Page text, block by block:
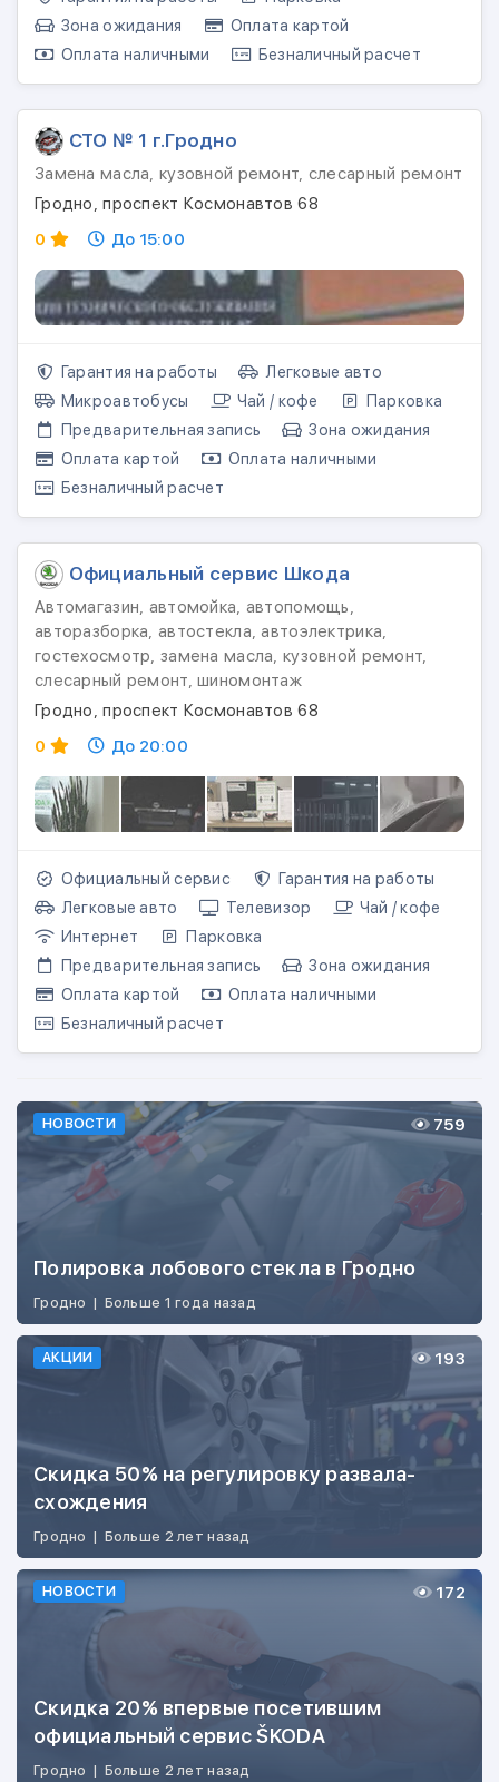
Зона ожидания
Оплата картой
Оплата наличными
Безналичный расчет
СТО № 1 г.Гродно
Замена масла, кузовной ремонт, слесарный ремонт
Гродно, проспект Космонавтов 68
0
До 15:00
Гарантия на работы
Легковые авто
Микроавтобусы
Чай / кофе
Парковка
Предварительная запись
Зона ожидания
Оплата картой
Оплата наличными
Безналичный расчет
Официальный сервис Шкода
Автомагазин, автомойка, автопомощь,
авторазборка, автостекла, автоэлектрика,
гостехосмотр, замена масла, кузовной ремонт,
слесарный ремонт, шиномонтаж
Гродно, проспект Космонавтов 68
0
До 20:00
Официальный сервис
Гарантия на работы
Легковые авто
Телевизор
Чай / кофе
Интернет
Парковка
Предварительная запись
Зона ожидания
Оплата картой
Оплата наличными
Безналичный расчет
НОВОСТИ
Полировка лобового стекла в Гродно
Гродно | Больше 1 года назад
759
АКЦИИ
Скидка 50% на регулировку развала-
схождения
Гродно | Больше 2 лет назад
193
НОВОСТИ
Скидка 20% впервые посетившим
официальный сервис ŠKODA
Гродно | Больше 2 лет назад
172